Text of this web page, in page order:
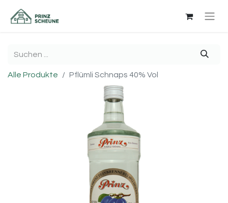
Alle Produkte Pflümli Schnaps 40% Vol